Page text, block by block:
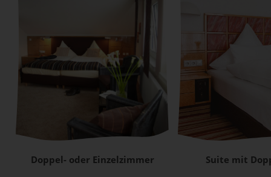
Doppel- oder Einzelzimmer
Suite mit